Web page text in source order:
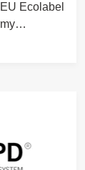
Ecolabel